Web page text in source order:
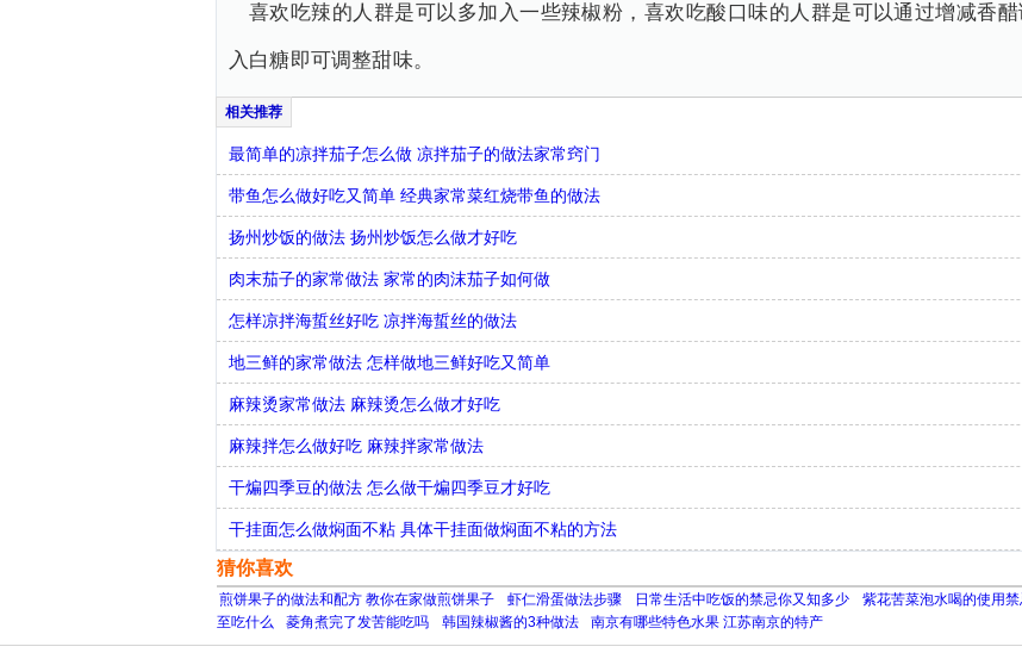
喜欢吃辣的人群是可以多加入一些辣椒粉，喜欢吃酸口味的人群是可以通过增减香
入白糖即可调整甜味。
最简单的凉拌茄子怎么做 凉拌茄子的做法家常窍门
带鱼怎么做好吃又简单 经典家常菜红烧带鱼的做法
扬州炒饭的做法 扬州炒饭怎么做才好吃
肉末茄子的家常做法 家常的肉沫茄子如何做
怎样凉拌海蜇丝好吃 凉拌海蜇丝的做法
地三鲜的家常做法 怎样做地三鲜好吃又简单
麻辣烫家常做法 麻辣烫怎么做才好吃
麻辣拌怎么做好吃 麻辣拌家常做法
干煸四季豆的做法 怎么做干煸四季豆才好吃
干挂面怎么做焖面不粘 具体干挂面做焖面不粘的方法
猜你喜欢
煎饼果子的做法和配方 教你在家做煎饼果子 虾仁滑蛋做法步骤 日常生活中吃饭的禁忌你又知多少 紫花苦菜泡水喝的使用禁
至吃什么
菱角煮完了发苦能吃吗 韩国辣椒酱的3种做法 南京有哪些特色水果 江苏南京的特产